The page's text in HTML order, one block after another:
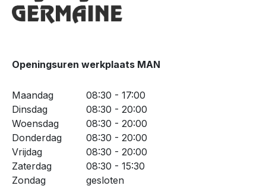
Openingsuren werkplaats MAN
Maandag
08:30 - 17:00
Dinsdag
08:30 - 20:00
Woensdag
08:30 - 20:00
Donderdag
08:30 - 20:00
Vrijdag
08:30 - 20:00
Zaterdag
08:30 - 15:30
Zondag
gesloten